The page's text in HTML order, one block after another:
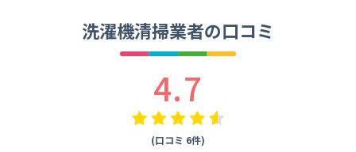
洗濯機清掃業者の口コミ
4.7
(口コミ 6件)